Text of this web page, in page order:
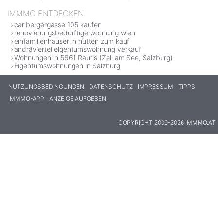
IMMMO ENTDECKEN
carlbergergasse 105 kaufen
renovierungsbedürftige wohnung wien
einfamilienhäuser in hütten zum kauf
andräviertel eigentumswohnung verkauf
Wohnungen in 5661 Rauris (Zell am See, Salzburg)
Eigentumswohnungen in Salzburg
NUTZUNGSBEDINGUNGEN DATENSCHUTZ IMPRESSUM
TIPPS
IMMMO-APP
ANZEIGE AUFGEBEN
COPYRIGHT 2009-2026 IMMMO.AT